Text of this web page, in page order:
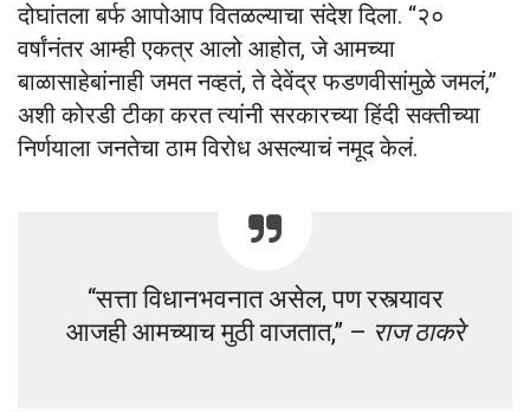
दोघांतला बर्फ आपोआप वितळल्याचा संदेश दिला. “२०
वर्षांनंतर आम्ही एकत्र आलो आहोत, जे आमच्या
बाळासाहेबांनाही जमत नव्हतं, ते देवेंद्र फडणवीसांमुळे जमलं,”
अशी कोरडी टीका करत त्यांनी सरकारच्या हिंदी सक्तीच्या
निर्णयाला जनतेचा ठाम विरोध असल्याचं नमूद केलं.
“सत्ता विधानभवनात असेल, पण रस्त्यावर
आजही आमच्याच मुठी वाजतात,” – राज ठाकरे